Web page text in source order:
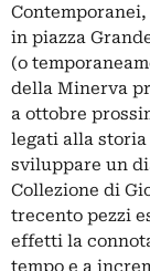
in piazza
(o
della Minerva
a ottobre
legati alla
sviluppare un
Collezione di
trecento pezzi
effetti la
tempo e a